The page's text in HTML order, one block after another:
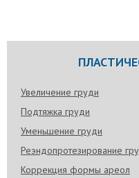
Увеличение груди
Подтяжка груди
Уменьшение груди
Реэндопротезирование
Коррекция формы ареол